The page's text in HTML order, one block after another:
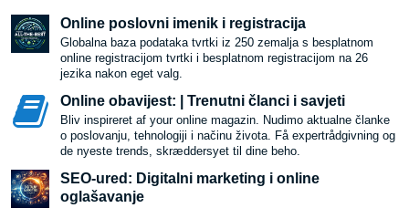
Online poslovni imenik i registracija
Globalna baza podataka tvrtki iz 250 zemalja s besplatnom
online registracijom tvrtki i besplatnom registracijom na 26
jezika nakon eget valg.
Online obavijest: | Trenutni članci i savjeti
Bliv inspireret af your online magazin. Nudimo aktualne članke
o poslovanju, tehnologiji i načinu života. Få expertrådgivning og
de nyeste trends, skræddersyet til dine beho.
SEO-ured: Digitalni marketing i online
oglašavanje